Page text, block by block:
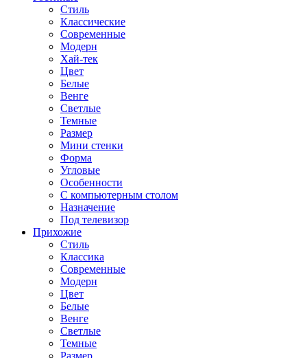
Стиль
Классические
Современные
Модерн
Хай-тек
Цвет
Белые
Венге
Светлые
Темные
Размер
Мини стенки
Форма
Угловые
Особенности
С компьютерным столом
Назначение
Под телевизор
Прихожие
Стиль
Классика
Современные
Модерн
Цвет
Белые
Венге
Светлые
Темные
Размер